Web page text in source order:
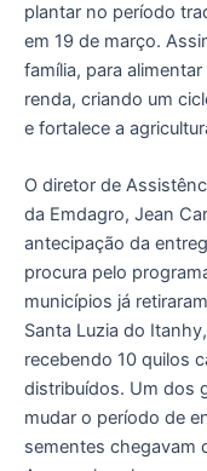
plantar no período
em 19 de março.
família, para
renda, criando um
e fortalece a
O diretor de
da Emdagro, Jean
antecipação da
procura pelo
municípios já
Santa Luzia do
recebendo 10 quilos
distribuídos. Um dos
mudar o período de
sementes chegavam